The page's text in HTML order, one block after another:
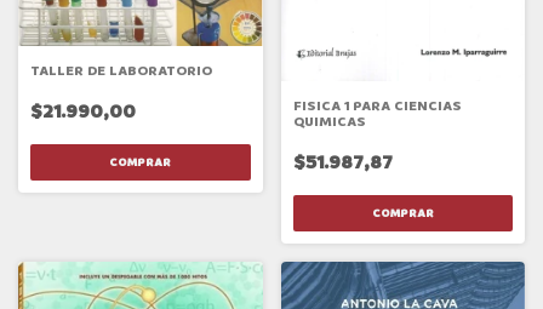
TALLER DE LABORATORIO
$21.990,00 FISICA 1 PARA CIENCIAS
QUIMICAS
$51.987,87